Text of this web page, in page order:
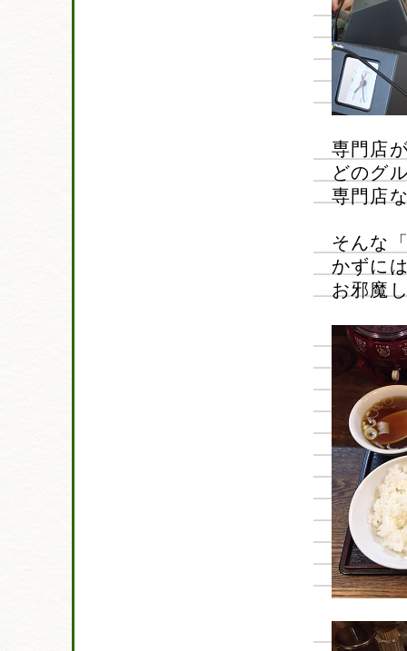
専門店
どのグ
専門店
そんな
かずに
お邪魔